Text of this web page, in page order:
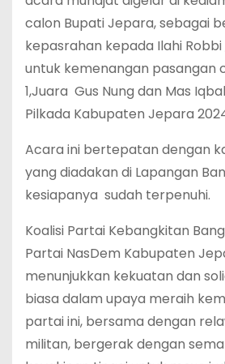
calon Bupati Jepara, sebagai
kepasrahan kepada Ilahi
untuk kemenangan pasangan
1,Juara Gus Nung dan Mas
Pilkada Kabupaten Jepara
Acara ini bertepatan dengan
yang diadakan di Lapangan
kesiapanya sudah terpenuhi.
Koalisi Partai Kebangkitan
Partai NasDem Kabupaten
menunjukkan kekuatan dan
biasa dalam upaya meraih
partai ini, bersama dengan
militan, bergerak dengan